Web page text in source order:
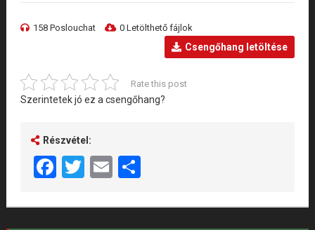
158 Poslouchat 0 Letölthető fájlok
Csengőhang letöltése
Rate this post
Szerintetek jó ez a csengőhang?
Részvétel:
Facebook
Twitter
EmailShare